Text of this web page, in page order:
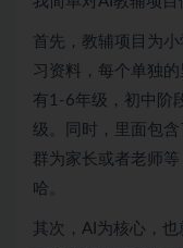
首先，教辅项目为
习资料，每个单独
有1-6年级，初中阶
级。同时，里面包
群为家长或者老师
哈。
其次，AI为核心，